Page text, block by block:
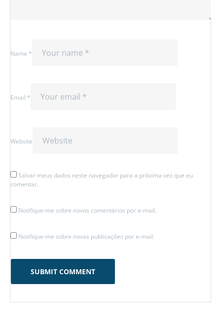
Name *
Email *
Website
Salvar meus dados neste navegador para a próxima vez que eu
comentar.
Notifique-me sobre novos comentários por e-mail.
Notifique-me sobre novas publicações por e-mail.